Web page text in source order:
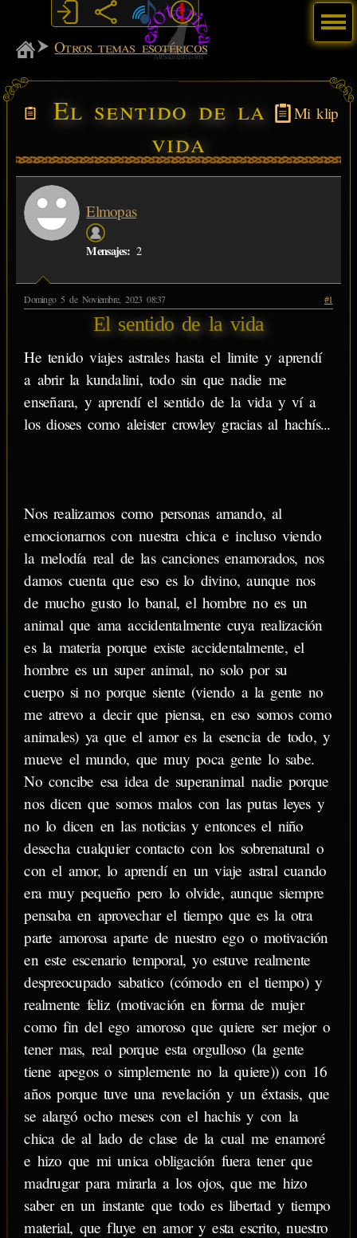
MiSabueso
Otros temas esotéricos
Mi klip
El sentido de la
vida
Elmopas
Mensajes: 2
Domingo 5 de Noviembre, 2023 08:37 #1
El sentido de la vida
He tenido viajes astrales hasta el limite y aprendí
a abrir la kundalini, todo sin que nadie me
enseñara, y aprendí el sentido de la vida y ví a
los dioses como aleister crowley gracias al hachís...
Nos realizamos como personas amando, al
emocionarnos con nuestra chica e incluso viendo
la melodía real de las canciones enamorados, nos
damos cuenta que eso es lo divino, aunque nos
de mucho gusto lo banal, el hombre no es un
animal que ama accidentalmente cuya realización
es la materia porque existe accidentalmente, el
hombre es un super animal, no solo por su
cuerpo si no porque siente (viendo a la gente no
me atrevo a decir que piensa, en eso somos como
animales) ya que el amor es la esencia de todo, y
mueve el mundo, que muy poca gente lo sabe.
No concibe esa idea de superanimal nadie porque
nos dicen que somos malos con las putas leyes y
no lo dicen en las noticias y entonces el niño
desecha cualquier contacto con los sobrenatural o
con el amor, lo aprendí en un viaje astral cuando
era muy pequeño pero lo olvide, aunque siempre
pensaba en aprovechar el tiempo que es la otra
parte amorosa aparte de nuestro ego o motivación
en este escenario temporal, yo estuve realmente
despreocupado sabatico (cómodo en el tiempo) y
realmente feliz (motivación en forma de mujer
como fin del ego amoroso que quiere ser mejor o
tener mas, real porque esta orgulloso (la gente
tiene apegos o simplemente no la quiere)) con 16
años porque tuve una revelación y un éxtasis, que
se alargó ocho meses con el hachis y con la
chica de al lado de clase de la cual me enamoré
e hizo que mi unica obligación fuera tener que
madrugar para mirarla a los ojos, que me hizo
saber en un instante que todo es libertad y tiempo
material, que fluye en amor y esta escrito, nuestro
Menú